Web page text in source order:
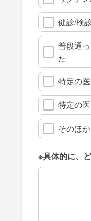
健診/検
普段通
た
特定の
特定の
そのほか
※具体的に、
※具体的に、